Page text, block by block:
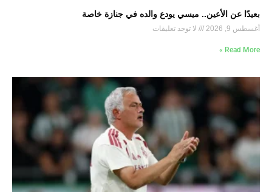
بعيدًا عن الأعين.. ميسي يودع والده في جنازة خاصة
أغسطس 9, 2026 لا توجد تعليقات
Read More »